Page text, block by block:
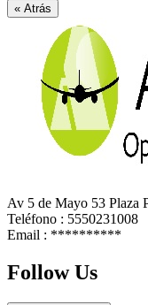
Av 5 de Mayo 53 Plaza
Teléfono : 5550231008
Email : **********
Follow Us